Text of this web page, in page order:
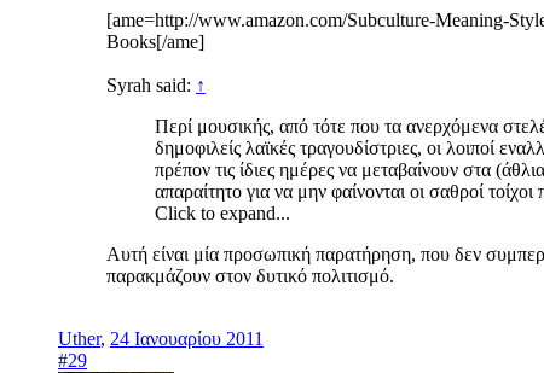
[ame=http://www.amazon.com/Subculture-Meaning-
Books[/ame]
Syrah said: ↑
Περί μουσικής, από τότε που τα ανερχόμενα
δημοφιλείς λαϊκές τραγουδίστριες, οι λοιποί
πρέπον τις ίδιες ημέρες να μεταβαίνουν στα
απαραίτητο για να μην φαίνονται οι σαθροί
Click to expand...
Αυτή είναι μία προσωπική παρατήρηση, που δεν
παρακμάζουν στον δυτικό πολιτισμό.
Uther, 24 Ιανουαρίου 2011
#29